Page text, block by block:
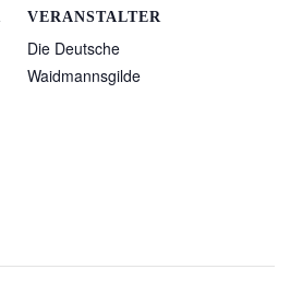
VERANSTALTER
Die Deutsche
Waidmannsgilde